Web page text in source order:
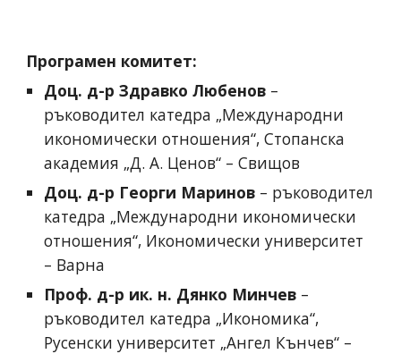
Програмен комитет:
Доц. д-р Здравко Любенов –
ръководител катедра „Международни
икономически отношения“, Стопанска
академия „Д. А. Ценов“ – Свищов
Доц. д-р Георги Маринов – ръководител
катедра „Международни икономически
отношения“, Икономически университет
– Варна
Проф. д-р ик. н. Дянко Минчев –
ръководител катедра „Икономика“,
Русенски университет „Ангел Кънчев“ –